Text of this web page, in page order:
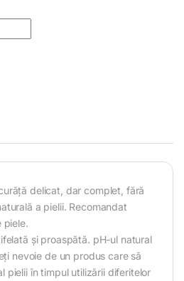
200 ml quantity
delicat, dar complet, fără
a pielii. Recomandat
piele.
și proaspătă. pH-ul natural
nevoie de un produs care să
pielii în timpul utilizării diferitelor